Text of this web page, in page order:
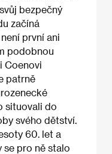
bezpečný
začíná
první ani
podobnou
Coenovi
patrně
situovali do
svého dětství.
60. let a
pro ně stalo